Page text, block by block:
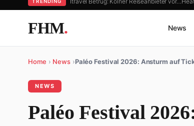
FHM. News
Home › News ›Paléo Festival 2026: Ansturm auf
NEWS
Paléo Festival